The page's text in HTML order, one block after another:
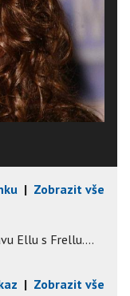
| Zobrazit vše
Ellu s Frellu....
| Zobrazit vše